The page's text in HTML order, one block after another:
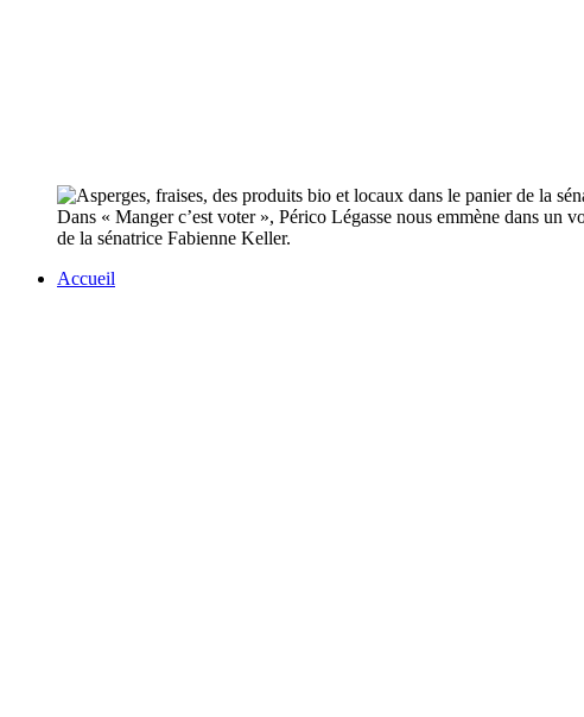
Dans « Manger c’est voter », Périco Légasse nous emmène dans
de la sénatrice Fabienne Keller.
Accueil